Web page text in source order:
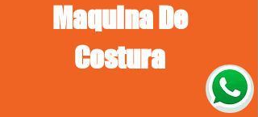
Maquina De
Costura